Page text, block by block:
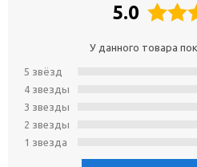
5.0
У данного товара
5 звёзд
4 звeзды
3 звeзды
2 звeзды
1 звeзда